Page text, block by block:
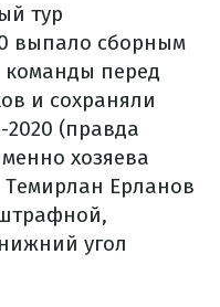
тур
выпало сборным
команды перед
и сохраняли
(правда
хозяева
Ерланов
угол